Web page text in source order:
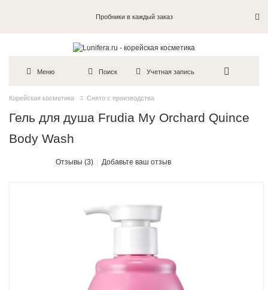
Пробники в каждый заказ
Меню Поиск Учетная запись
Корейская косметика Снято с производства
Гель для душа Frudia My Orchard Quince
Body Wash
Отзывы (3) Добавьте ваш отзыв